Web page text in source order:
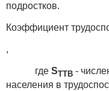
подростков.
Коэффициент
,
где SТТВ -
населения в